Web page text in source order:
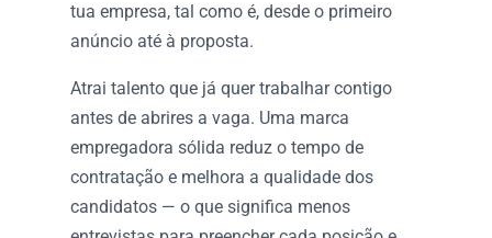
tua empresa, tal como é, desde o primeiro
anúncio até à proposta.
Atrai talento que já quer trabalhar contigo
antes de abrires a vaga. Uma marca
empregadora sólida reduz o tempo de
contratação e melhora a qualidade dos
candidatos — o que significa menos